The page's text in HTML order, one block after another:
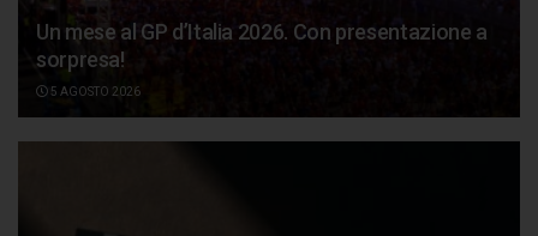
Un mese al GP d’Italia 2026. Con presentazione a
sorpresa!
5 AGOSTO 2026